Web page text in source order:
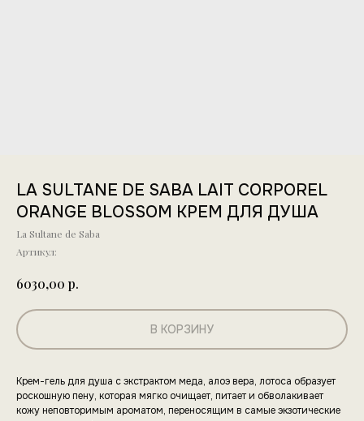
LA SULTANE DE SABA LAIT CORPOREL
ORANGE BLOSSOM КРЕМ ДЛЯ ДУША
La Sultane de Saba
Артикул:
6030,00 р.
В КОРЗИНУ
Крем-гель для душа с экстрактом меда, алоэ вера, лотоса образует
роскошную пену, которая мягко очищает, питает и обволакивает
кожу неповторимым ароматом, переносящим в самые экзотические